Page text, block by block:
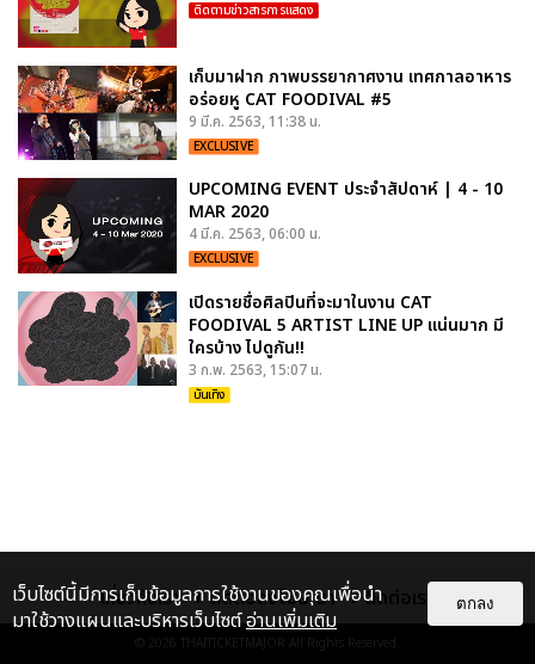
ติดตามข่าวสารการแสดง
เก็บมาฝาก ภาพบรรยากาศงาน เทศกาลอาหาร
อร่อยหู CAT FOODIVAL #5
9 มี.ค. 2563, 11:38 น.
EXCLUSIVE
UPCOMING EVENT ประจำสัปดาห์ | 4 - 10
MAR 2020
4 มี.ค. 2563, 06:00 น.
EXCLUSIVE
เปิดรายชื่อศิลปินที่จะมาในงาน CAT
FOODIVAL 5 ARTIST LINE UP แน่นมาก มี
ใครบ้าง ไปดูกัน!!
3 ก.พ. 2563, 15:07 น.
บันเทิง
เกี่ยวกับเรา ติดต่อลงโฆษณา ติดต่อเรา
© 2026 THAITICKETMAJOR All Rights Reserved.
เว็บไซต์นี้มีการเก็บข้อมูลการใช้งานของคุณเพื่อนำ
มาใช้วางแผนและบริหารเว็บไซต์อ่านเพิ่มเติม
ตกลง